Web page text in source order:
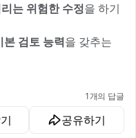
는 위험한 수정을 하기
검토 능력을 갖추는
1개의 답글
공유하기